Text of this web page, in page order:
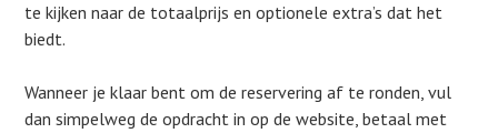
te kijken naar de totaalprijs en optionele extra’s dat het
biedt.
Wanneer je klaar bent om de reservering af te ronden, vul
dan simpelweg de opdracht in op de website, betaal met